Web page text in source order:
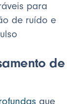
para
de ruído e
de
que